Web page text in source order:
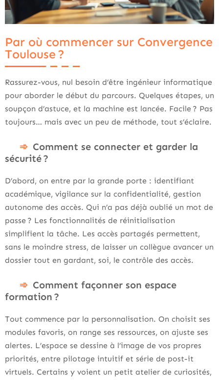
Par où commencer sur Convergence
Toulouse ?
Rassurez-vous, nul besoin d’être ingénieur informatique
pour aborder le début du parcours. Quelques étapes, un
soupçon d’astuce, et la machine est lancée. Facile ? Pas
toujours… mais avec un peu de méthode, tout s’éclaire.
Comment se connecter et garder la
sécurité ?
D’abord, on entre par la grande porte : identifiant
académique, vigilance sur la confidentialité, gestion
autonome des accès. Qui n’a pas déjà oublié un mot de
passe ? Les fonctionnalités de réinitialisation
simplifient la tâche. Les accès partagés permettent,
sans le moindre stress, de laisser un collègue avancer un
dossier tout en gardant, soi, le contrôle des accès.
Comment façonner son espace
formation ?
Tout commence par la personnalisation. On choisit ses
modules favoris, on range ses ressources, on ajuste ses
alertes. L’espace se dessine à l’image de vos propres
priorités, entre pilotage intuitif et série de post-it
virtuels. Certains y voient un petit atelier de curiosités,